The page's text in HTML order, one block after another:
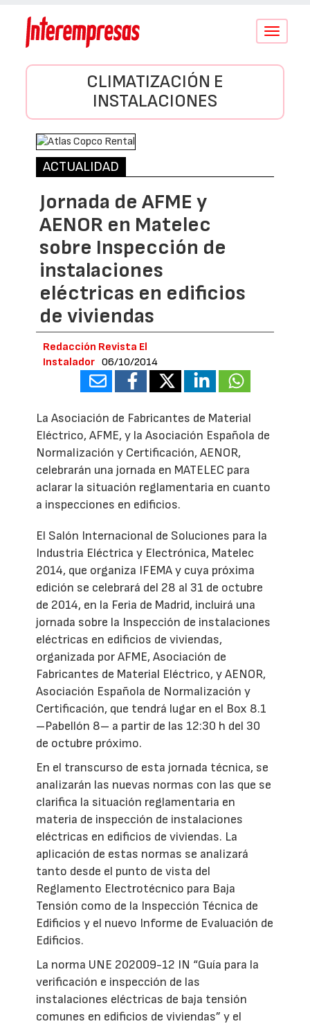
Conmutar
CLIMATIZACIÓN E
INSTALACIONES
ACTUALIDAD
Jornada de AFME y
AENOR en Matelec
sobre Inspección de
instalaciones
eléctricas en edificios
de viviendas
Redacción Revista El
Instalador 06/10/2014
La Asociación de Fabricantes de Material
Eléctrico, AFME, y la Asociación Española de
Normalización y Certificación, AENOR,
celebrarán una jornada en MATELEC para
aclarar la situación reglamentaria en cuanto
a inspecciones en edificios.
El Salón Internacional de Soluciones para la
Industria Eléctrica y Electrónica, Matelec
2014, que organiza IFEMA y cuya próxima
edición se celebrará del 28 al 31 de octubre
de 2014, en la Feria de Madrid, incluirá una
jornada sobre la Inspección de instalaciones
eléctricas en edificios de viviendas,
organizada por AFME, Asociación de
Fabricantes de Material Eléctrico, y AENOR,
Asociación Española de Normalización y
Certificación, que tendrá lugar en el Box 8.1
–Pabellón 8– a partir de las 12:30 h del 30
de octubre próximo.
En el transcurso de esta jornada técnica, se
analizarán las nuevas normas con las que se
clarifica la situación reglamentaria en
materia de inspección de instalaciones
eléctricas en edificios de viviendas. La
aplicación de estas normas se analizará
tanto desde el punto de vista del
Reglamento Electrotécnico para Baja
Tensión como de la Inspección Técnica de
Edificios y el nuevo Informe de Evaluación de
Edificios.
La norma UNE 202009-12 IN “Guía para la
verificación e inspección de las
instalaciones eléctricas de baja tensión
comunes en edificios de viviendas” y el